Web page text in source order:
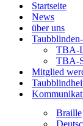
Startseite
News
über uns
TBA-
TBA-
Mitglied
Braille